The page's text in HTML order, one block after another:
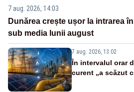
7 aug. 2026, 14:03
Dunărea crește ușor la intrarea
sub media lunii august
7 aug. 2026, 13:02
În intervalul orar
curent „a scăzut